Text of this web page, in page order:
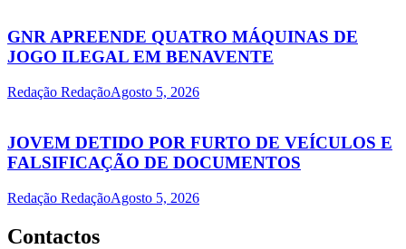
GNR APREENDE QUATRO MÁQUINAS DE
JOGO ILEGAL EM BENAVENTE
Redação RedaçãoAgosto 5, 2026
JOVEM DETIDO POR FURTO DE VEÍCULOS E
FALSIFICAÇÃO DE DOCUMENTOS
Redação RedaçãoAgosto 5, 2026
Contactos